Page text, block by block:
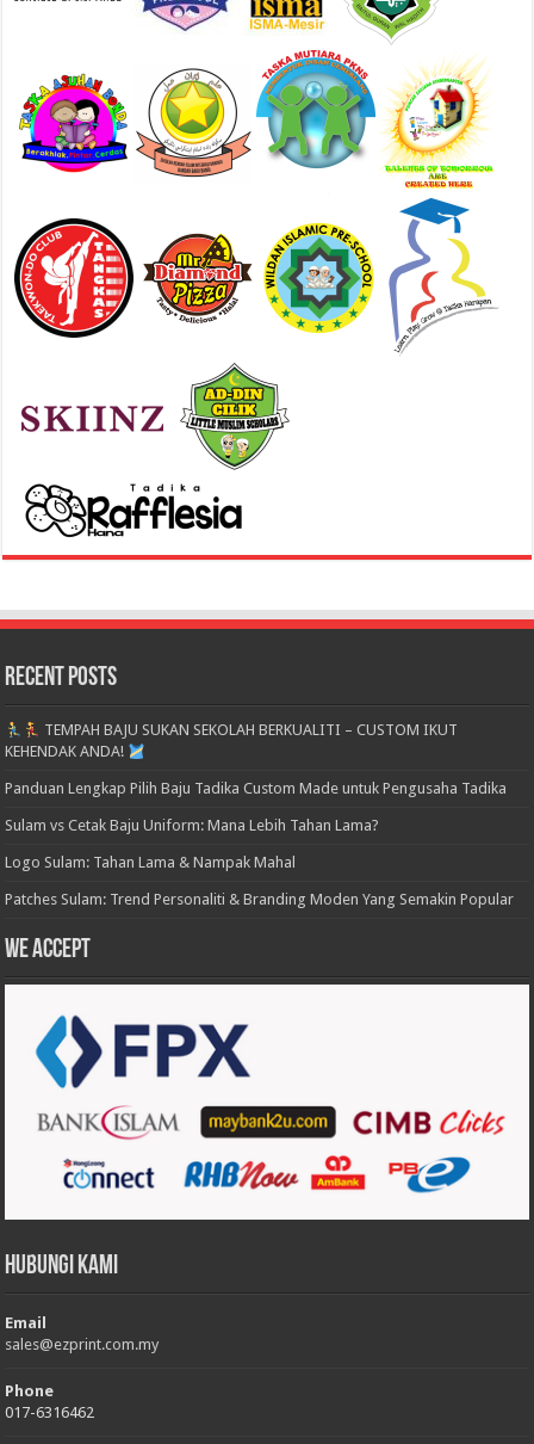
Recent Posts
TEMPAH BAJU SUKAN SEKOLAH BERKUALITI – CUSTOM IKUT
KEHENDAK ANDA!
Panduan Lengkap Pilih Baju Tadika Custom Made untuk Pengusaha Tadika
Sulam vs Cetak Baju Uniform: Mana Lebih Tahan Lama?
Logo Sulam: Tahan Lama & Nampak Mahal
Patches Sulam: Trend Personaliti & Branding Moden Yang Semakin Popular
We accept
Hubungi Kami
Email
sales@ezprint.com.my
Phone
017-6316462